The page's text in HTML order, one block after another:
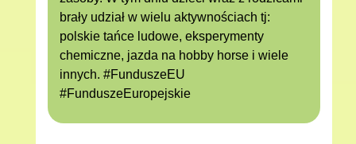
brały udział w wielu aktywnościach tj:
polskie tańce ludowe, eksperymenty
chemiczne, jazda na hobby horse i wiele
innych. #FunduszeEU
#FunduszeEuropejskie